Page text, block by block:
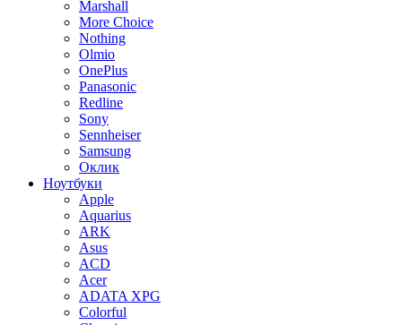
Marshall
More Choice
Nothing
Olmio
OnePlus
Panasonic
Redline
Sony
Sennheiser
Samsung
Оклик
Ноутбуки
Apple
Aquarius
ARK
Asus
ACD
Acer
ADATA XPG
Colorful